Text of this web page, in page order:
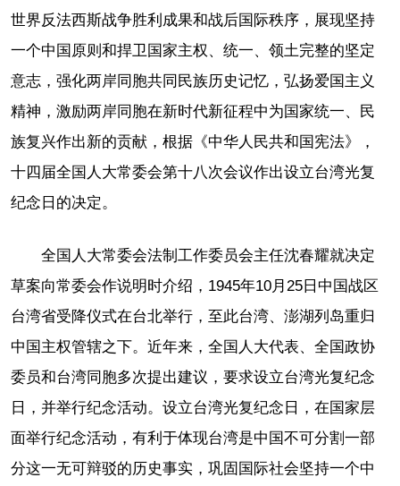
世界反法西斯战争胜利成果和战后国际秩序，展现坚持
一个中国原则和捍卫国家主权、统一、领土完整的坚定
意志，强化两岸同胞共同民族历史记忆，弘扬爱国主义
精神，激励两岸同胞在新时代新征程中为国家统一、民
族复兴作出新的贡献，根据《中华人民共和国宪法》，
十四届全国人大常委会第十八次会议作出设立台湾光复
纪念日的决定。
全国人大常委会法制工作委员会主任沈春耀就决定
草案向常委会作说明时介绍，1945年10月25日中国战区
台湾省受降仪式在台北举行，至此台湾、澎湖列岛重归
中国主权管辖之下。近年来，全国人大代表、全国政协
委员和台湾同胞多次提出建议，要求设立台湾光复纪念
日，并举行纪念活动。设立台湾光复纪念日，在国家层
面举行纪念活动，有利于体现台湾是中国不可分割一部
分这一无可辩驳的历史事实，巩固国际社会坚持一个中